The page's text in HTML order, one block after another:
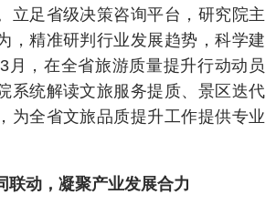
立足省级决策咨询平台，研究院主
，精准研判行业发展趋势，科学建
月，在全省旅游质量提升行动动员
系统解读文旅服务提质、景区迭代
为全省文旅品质提升工作提供专业
动，凝聚产业发展合力